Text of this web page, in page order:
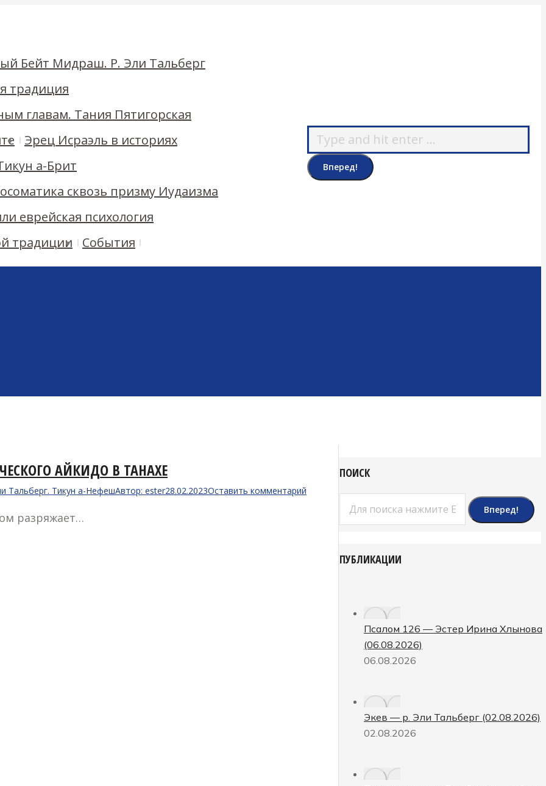
Бейт Мидраш. Р. Эли Тальберг
традиция
главам. Тания Пятигорская
Эрец Исраэль в историях
а-Брит
сквозь призму Иудаизма
еврейская психология
традиции
События
Поиск:
АЙКИДО В ТАНАХЕ
Тальберг. Тикун а-НефешАвтор: ester28.02.2023Оставить комментарий
разряжает…
ПОИСК
ПУБЛИКАЦИИ
Псалом 126 — Эстер Ирина Хлынова
(06.08.2026)
06.08.2026
Экев — р. Эли Тальберг (02.08.2026)
02.08.2026